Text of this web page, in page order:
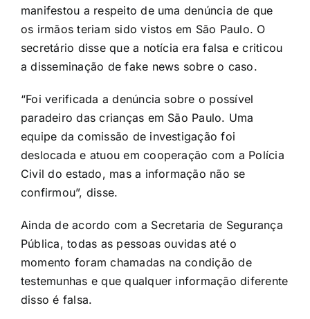
manifestou a respeito de uma denúncia de que
os irmãos teriam sido vistos em São Paulo. O
secretário disse que a notícia era falsa e criticou
a disseminação de fake news sobre o caso.
“Foi verificada a denúncia sobre o possível
paradeiro das crianças em São Paulo. Uma
equipe da comissão de investigação foi
deslocada e atuou em cooperação com a Polícia
Civil do estado, mas a informação não se
confirmou”, disse.
Ainda de acordo com a Secretaria de Segurança
Pública, todas as pessoas ouvidas até o
momento foram chamadas na condição de
testemunhas e que qualquer informação diferente
disso é falsa.